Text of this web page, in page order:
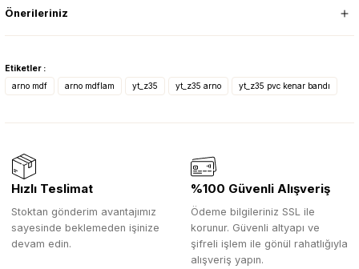
Önerileriniz
Etiketler :
arno mdf
arno mdflam yt_z35 yt_z35 arno yt_z35 pvc kenar bandı
Hızlı Teslimat
Stoktan gönderim avantajımız
sayesinde beklemeden işinize
devam edin.
%100 Güvenli Alışveriş
Ödeme bilgileriniz SSL ile
korunur. Güvenli altyapı ve
şifreli işlem ile gönül rahatlığıyla
alışveriş yapın.